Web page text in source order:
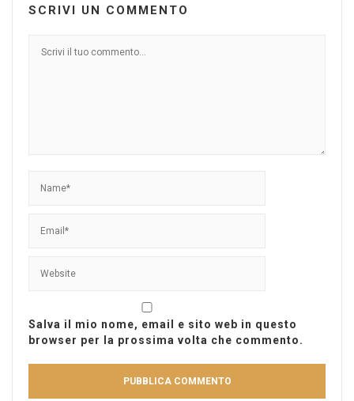
SCRIVI UN COMMENTO
Salva il mio nome, email e sito web in questo
browser per la prossima volta che commento.